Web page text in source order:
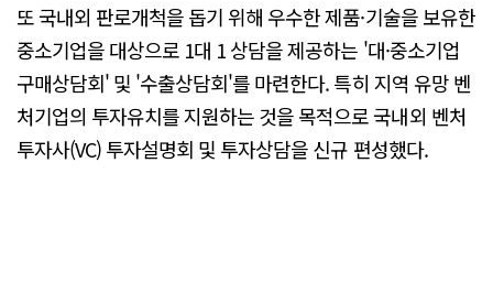
또 국내외 판로개척을 돕기 위해 우수한 제품·기술을 보유한
중소기업을 대상으로 1대 1 상담을 제공하는 '대·중소기업
구매상담회' 및 '수출상담회'를 마련한다. 특히 지역 유망 벤
처기업의 투자유치를 지원하는 것을 목적으로 국내외 벤처
투자사(VC) 투자설명회 및 투자상담을 신규 편성했다.